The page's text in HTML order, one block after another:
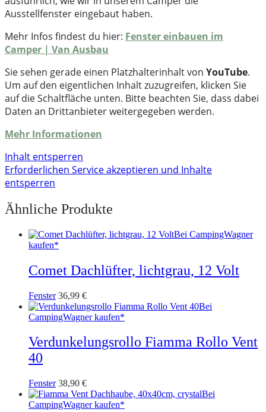
Ausstellfenster eingebaut haben.
Mehr Infos findest du hier: Fenster einbauen im
Camper | Van Ausbau
Sie sehen gerade einen Platzhalterinhalt von YouTube.
Um auf den eigentlichen Inhalt zuzugreifen, klicken Sie
auf die Schaltfläche unten. Bitte beachten Sie, dass dabei
Daten an Drittanbieter weitergegeben werden.
Mehr Informationen
Inhalt entsperren
Erforderlichen Service akzeptieren und Inhalte
entsperren
Ähnliche Produkte
Bei CampingWagner
kaufen*
Comet Dachlüfter, lichtgrau, 12 Volt
Fenster 36,99 €
Bei
CampingWagner kaufen*
Verdunkelungsrollo Fiamma Rollo Vent
40
Fenster 38,90 €
Bei
CampingWagner kaufen*